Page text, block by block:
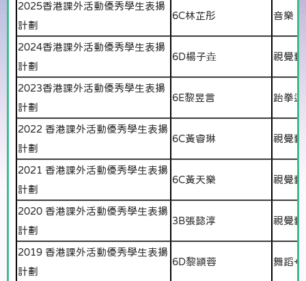
2025香港課外活動優秀學生表揚
計劃
6C林芷彤 音樂
2024香港課外活動優秀學生表揚
計劃
6D楊子垚 視覺
2023香港課外活動優秀學生表揚
計劃
6E黎昱言 跆拳
2022 香港課外活動優秀學生表揚
計劃
6C黃睿琳 視覺
2021 香港課外活動優秀學生表揚
計劃
6C黃天樂 視覺
2020 香港課外活動優秀學生表揚
計劃
3B張懿淳 視覺
2019 香港課外活動優秀學生表揚
計劃
6D黎頴蓉 舞蹈+